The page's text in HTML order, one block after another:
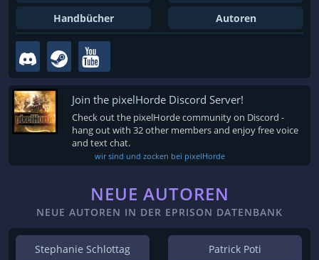
Handbücher
Autoren
Join the pixelHorde Discord Server!
Check out the pixelHorde community on Discord -
hang out with 32 other members and enjoy free voice
and text chat.
wir sind und zocken bei pixelHorde
NEUE AUTOREN
NEUE AUTOREN IN DER EPRISON DATENBANK
Stephanie Schlottag
Patrick Poti